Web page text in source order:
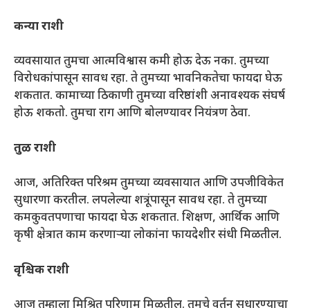
कन्या राशी
व्यवसायात तुमचा आत्मविश्वास कमी होऊ देऊ नका. तुमच्या
विरोधकांपासून सावध रहा. ते तुमच्या भावनिकतेचा फायदा घेऊ
शकतात. कामाच्या ठिकाणी तुमच्या वरिष्ठांशी अनावश्यक संघर्ष
होऊ शकतो. तुमचा राग आणि बोलण्यावर नियंत्रण ठेवा.
तुळ राशी
आज, अतिरिक्त परिश्रम तुमच्या व्यवसायात आणि उपजीविकेत
सुधारणा करतील. लपलेल्या शत्रूंपासून सावध रहा. ते तुमच्या
कमकुवतपणाचा फायदा घेऊ शकतात. शिक्षण, आर्थिक आणि
कृषी क्षेत्रात काम करणाऱ्या लोकांना फायदेशीर संधी मिळतील.
वृश्चिक राशी